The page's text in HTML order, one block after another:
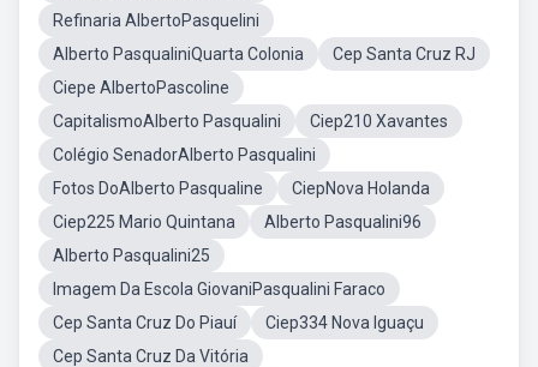
Refinaria AlbertoPasquelini
Alberto PasqualiniQuarta Colonia
Cep Santa Cruz RJ
Ciepe AlbertoPascoline
CapitalismoAlberto Pasqualini
Ciep210 Xavantes
Colégio SenadorAlberto Pasqualini
Fotos DoAlberto Pasqualine
CiepNova Holanda
Ciep225 Mario Quintana
Alberto Pasqualini96
Alberto Pasqualini25
Imagem Da Escola GiovaniPasqualini Faraco
Cep Santa Cruz Do Piauí
Ciep334 Nova Iguaçu
Cep Santa Cruz Da Vitória